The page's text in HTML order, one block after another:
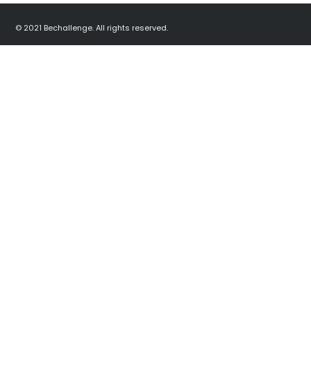
© 2021 Bechallenge. All rights reserved.